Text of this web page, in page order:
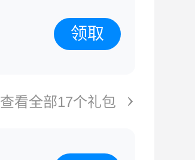
领取
查看全部17个礼包